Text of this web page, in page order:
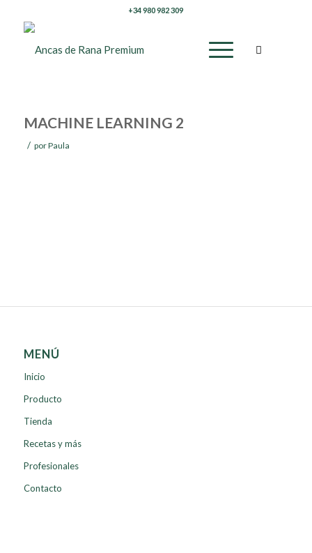
+34 980 982 309
MACHINE LEARNING 2
/ porPaula
MENÚ
Inicio
Producto
Tienda
Recetas y más
Profesionales
Contacto